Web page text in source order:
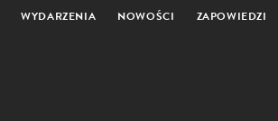
WYDARZENIA NOWOŚCI ZAPOWIEDZI